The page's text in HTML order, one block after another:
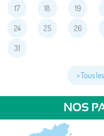
17 18 19
24 25 26
31
> Tous
NOS